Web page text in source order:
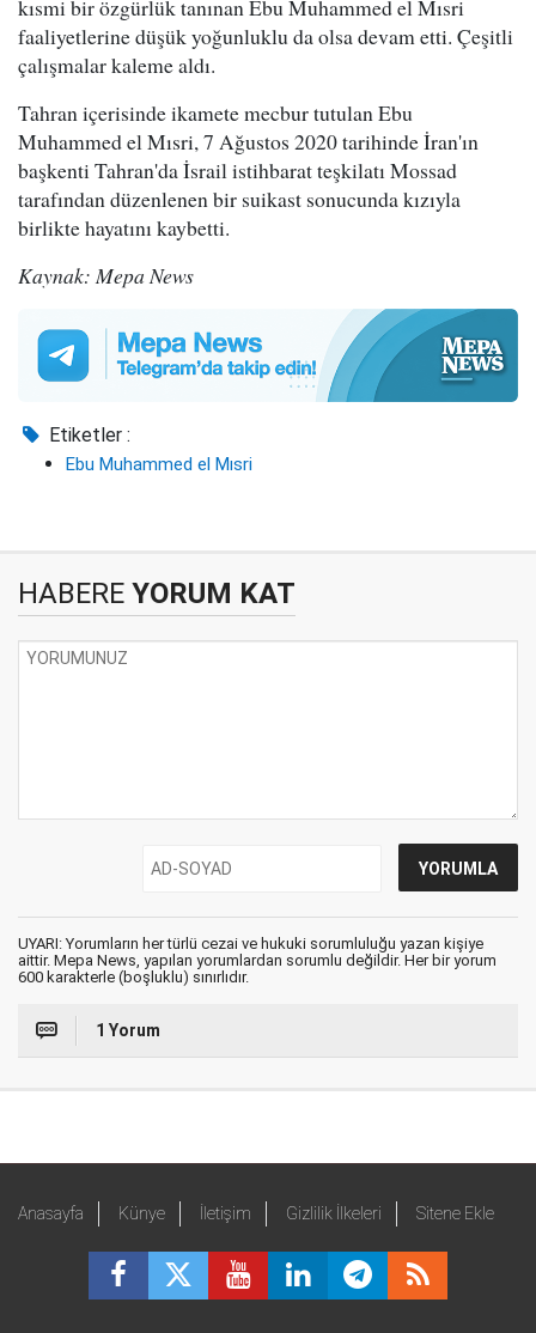
kısmi bir özgürlük tanınan Ebu Muhammed el Mısri
faaliyetlerine düşük yoğunluklu da olsa devam etti. Çeşitli
çalışmalar kaleme aldı.
Tahran içerisinde ikamete mecbur tutulan Ebu
Muhammed el Mısri, 7 Ağustos 2020 tarihinde İran'ın
başkenti Tahran'da İsrail istihbarat teşkilatı Mossad
tarafından düzenlenen bir suikast sonucunda kızıyla
birlikte hayatını kaybetti.
Kaynak: Mepa News
Etiketler :
Ebu Muhammed el Mısri
HABERE YORUM KAT
UYARI: Yorumların her türlü cezai ve hukuki sorumluluğu yazan kişiye
aittir. Mepa News, yapılan yorumlardan sorumlu değildir. Her bir yorum
600 karakterle (boşluklu) sınırlıdır.
1 Yorum
Anasayfa Künye İletişim Gizlilik İlkeleri Sitene Ekle